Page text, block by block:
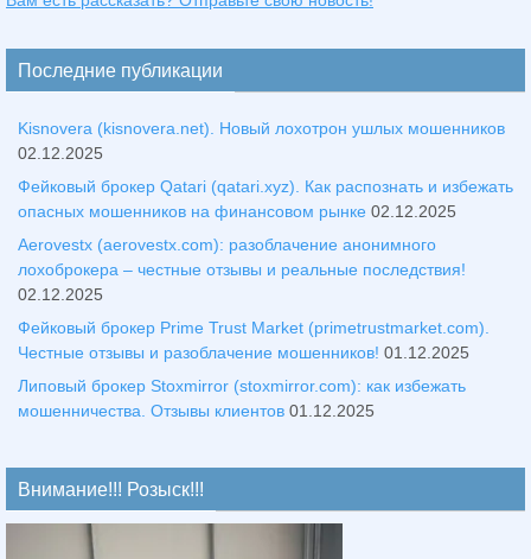
Последние публикации
Kisnovera (kisnovera.net). Новый лохотрон ушлых мошенников
02.12.2025
Фейковый брокер Qatari (qatari.xyz). Как распознать и избежать
опасных мошенников на финансовом рынке 02.12.2025
Aerovestx (aerovestx.com): разоблачение анонимного
лохоброкера – честные отзывы и реальные последствия!
02.12.2025
Фейковый брокер Prime Trust Market (primetrustmarket.com).
Честные отзывы и разоблачение мошенников! 01.12.2025
Липовый брокер Stoxmirror (stoxmirror.com): как избежать
мошенничества. Отзывы клиентов 01.12.2025
Внимание!!! Розыск!!!